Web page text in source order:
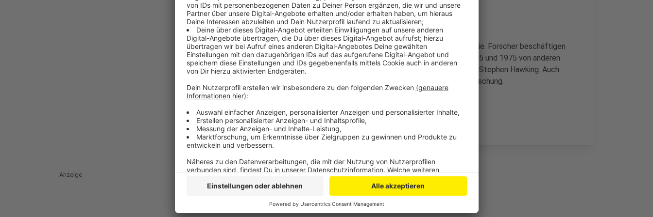
Anzeige
Außerdem geht es um Physik, um schwarze Löcher und Philosophie. Forscher beschäftigen
sich mit Einsteins Relativitätstheorie, und wie diese zwischen 1955 und 1975 von anderen
Wissenschaftlern weiterentwickelt wurde, zum Beispiel auch von Stephen Hawking. Auch
dafür überweist die EU fast zwei Millionen Euro für fünf Jahre Forschung.
Anzeige